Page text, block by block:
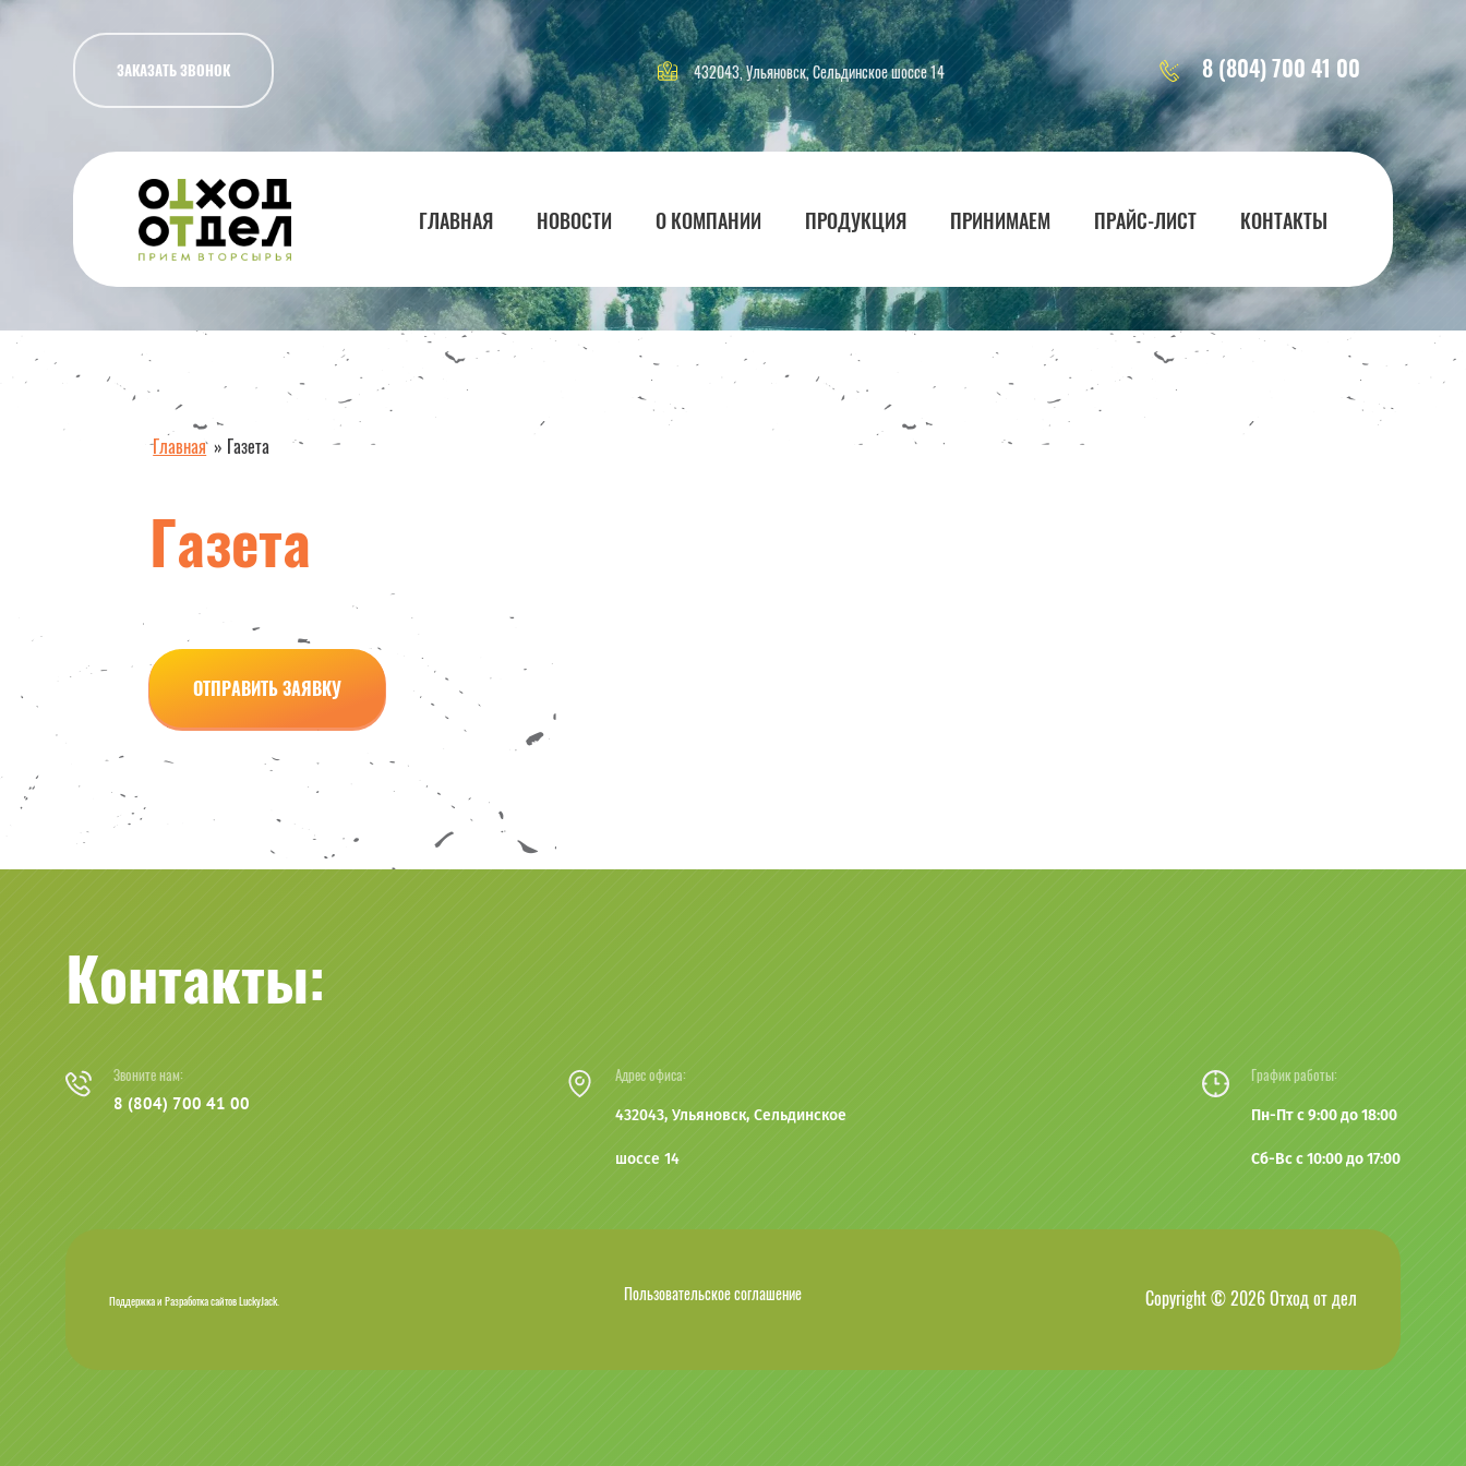
ЗАКАЗАТЬ ЗВОНОК 432043, Ульяновск, Сельдинское шоссе 14 8 (804) 700 41 00
ГЛАВНАЯ НОВОСТИ О КОМПАНИИ ПРОДУКЦИЯ ПРИНИМАЕМ ПРАЙС-ЛИСТ КОНТАКТЫ
Главная » Газета
Газета
ОТПРАВИТЬ ЗАЯВКУ
Контакты:
Звоните нам:
8 (804) 700 41 00
432043, Ульяновск, Сельдинское
шоссе 14
Адрес офиса: График работы:
Пн-Пт с 9:00 до 18:00
Сб-Вс с 10:00 до 17:00
Поддержка и Разработка сайтов LuckyJack. Пользовательское соглашение Copyright © 2026 Отход от дел